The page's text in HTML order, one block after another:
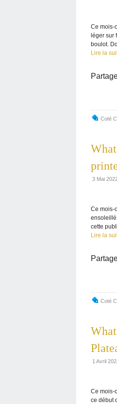
Ce mois-
léger sur
boulot.
Lire la
Coté
3 Mai
Ce mois-
cette
Lire la
Coté
1 Avril
Ce mois-
ce début